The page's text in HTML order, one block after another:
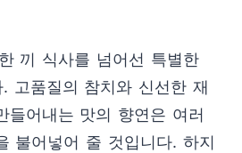
끼 식사를 넘어선 특별한
고품질의 참치와 신선한 재
들어내는 맛의 향연은 여러
불어넣어 줄 것입니다. 하지